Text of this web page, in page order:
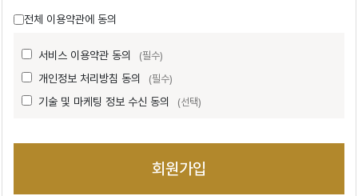
전체 이용약관에 동의
서비스 이용약관 동의 (필수)
개인정보 처리방침 동의 (필수)
기술 및 마케팅 정보 수신 동의 (선택)
회원가입